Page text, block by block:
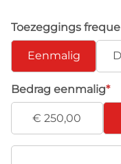
Toezeggings
Eenmalig
Bedrag eenmalig*
€ 250,00